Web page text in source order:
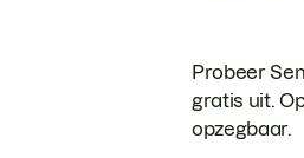
Probeer
gratis uit.
opzegbaar.